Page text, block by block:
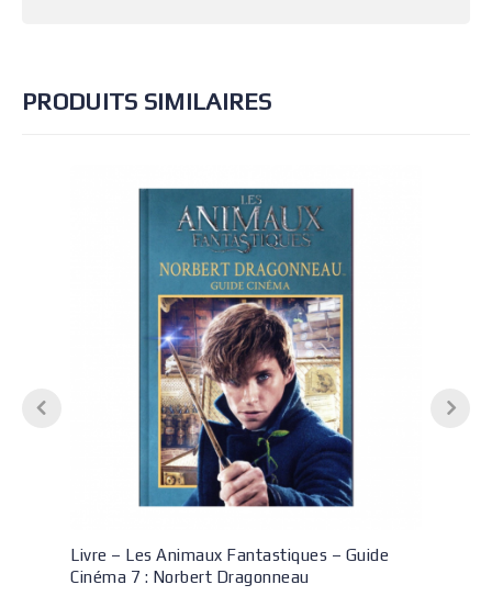
PRODUITS SIMILAIRES
Livre – Les Animaux Fantastiques – Guide
Cinéma 7 : Norbert Dragonneau